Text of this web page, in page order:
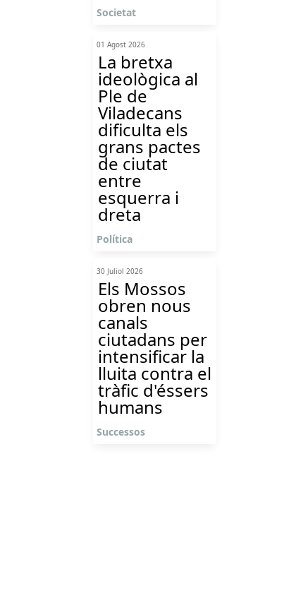
Societat
01 Agost 2026
La bretxa
ideològica al
Ple de
Viladecans
dificulta els
grans pactes
de ciutat
entre
esquerra i
dreta
Política
30 Juliol 2026
Els Mossos
obren nous
canals
ciutadans per
intensificar la
lluita contra el
tràfic d'éssers
humans
Successos